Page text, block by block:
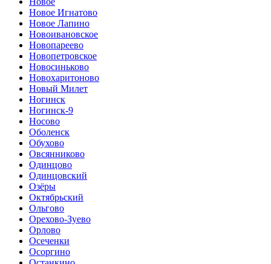
Новое Игнатово
Новое Лапино
Новоивановское
Новопареево
Новопетровское
Новосиньково
Новохаритоново
Новый Милет
Ногинск
Ногинск-9
Носово
Оболенск
Обухово
Овсянниково
Одинцово
Одинцовский
Озёры
Октябрьский
Ольгово
Орехово-Зуево
Орлово
Осеченки
Осоргино